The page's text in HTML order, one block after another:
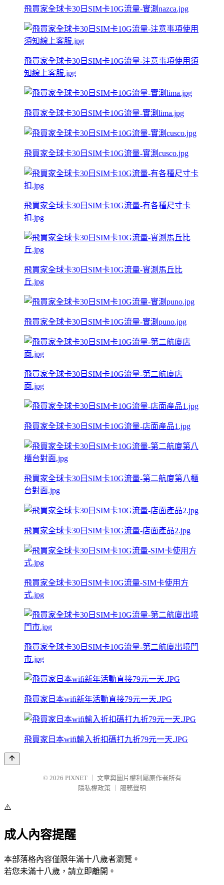
飛買家全球卡30日SIM卡10G流量-實測nazca.jpg
飛買家全球卡30日SIM卡10G流量-注意事項使用須
知線上客服.jpg
飛買家全球卡30日SIM卡10G流量-實測lima.jpg
飛買家全球卡30日SIM卡10G流量-實測cusco.jpg
飛買家全球卡30日SIM卡10G流量-有各種尺寸卡
扣.jpg
飛買家全球卡30日SIM卡10G流量-實測馬丘比
丘.jpg
飛買家全球卡30日SIM卡10G流量-實測puno.jpg
飛買家全球卡30日SIM卡10G流量-第二航廈店
面.jpg
飛買家全球卡30日SIM卡10G流量-店面產品1.jpg
飛買家全球卡30日SIM卡10G流量-第二航廈第八櫃
台對面.jpg
飛買家全球卡30日SIM卡10G流量-店面產品2.jpg
飛買家全球卡30日SIM卡10G流量-SIM卡使用方
式.jpg
飛買家全球卡30日SIM卡10G流量-第二航廈出境門
市.jpg
飛買家日本wifi新年活動直接79元一天.JPG
飛買家日本wifi輸入折扣碼打九折79元一天.JPG
© 2026 PIXNET
文章與圖片權利屬原作者所有
隱私權政策
服務聲明
⚠️
成人內容提醒
本部落格內容僅限年滿十八歲者瀏覽。
若您未滿十八歲，請立即離開。